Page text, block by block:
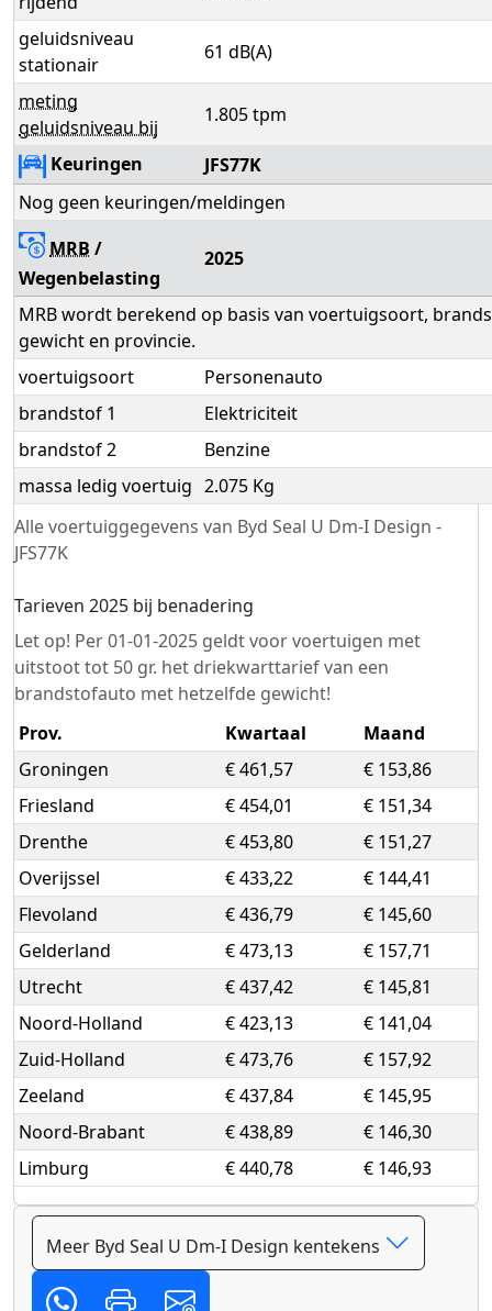
Alle voertuiggegevens van Byd Seal U Dm-I Design -
JFS77K
geluidsniveau
stationair
61 dB(A)
meting
geluidsniveau bij
1.805 tpm
Keuringen
JFS77K
Nog geen keuringen/meldingen
MRB /
Wegenbelasting
2025
MRB wordt berekend op basis van voertuigsoort,
gewicht en provincie.
voertuigsoort
Personenauto
brandstof 1
Elektriciteit
brandstof 2
Benzine
massa ledig voertuig 2.075 Kg
Tarieven 2025 bij benadering
Let op! Per 01-01-2025 geldt voor voertuigen met
uitstoot tot 50 gr. het driekwarttarief van een
brandstofauto met hetzelfde gewicht!
Prov.
Kwartaal
Maand
Groningen
€ 461,57
€ 153,86
Friesland
€ 454,01
€ 151,34
Drenthe
€ 453,80
€ 151,27
Overijssel
€ 433,22
€ 144,41
Flevoland
€ 436,79
€ 145,60
Gelderland
€ 473,13
€ 157,71
Utrecht
€ 437,42
€ 145,81
Noord-Holland
€ 423,13
€ 141,04
Zuid-Holland
€ 473,76
€ 157,92
Zeeland
€ 437,84
€ 145,95
Noord-Brabant
€ 438,89
€ 146,30
Limburg
€ 440,78 € 146,93
Meer Byd Seal U Dm-I Design kentekens